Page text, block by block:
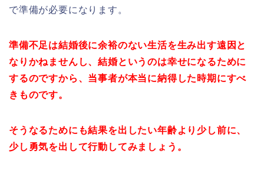
で準備が必要になります。
準備不足は結婚後に余裕のない生活を生み出す遠因と
なりかねませんし、結婚というのは幸せになるために
するのですから、当事者が本当に納得した時期にすべ
きものです。
そうなるためにも結果を出したい年齢より少し前に、
少し勇気を出して行動してみましょう。